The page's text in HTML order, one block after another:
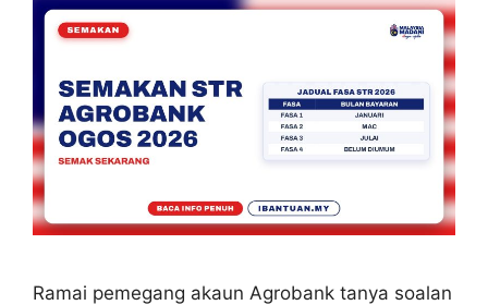
Ramai pemegang akaun Agrobank tanya soalan